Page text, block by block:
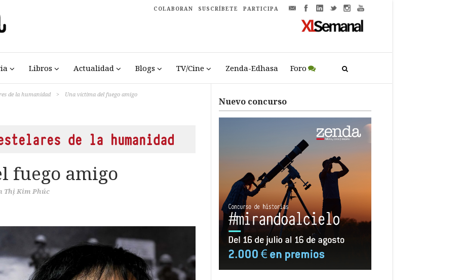
COLABORAN SUSCRÍBETE PARTICIPA
Libros Actualidad Blogs TV/Cine Zenda-Edhasa Foro
de la humanidad > Una víctima del fuego amigo
estelares de la humanidad
fuego amigo
Thị Kim Phúc
Nuevo concurso